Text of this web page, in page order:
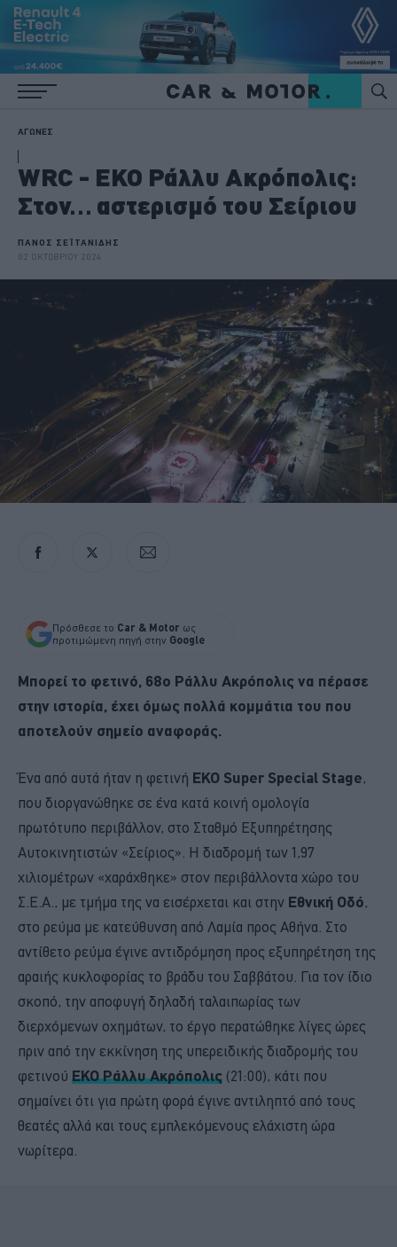
ΑΓΩΝΕΣ
WRC - EKO Ράλλυ Ακρόπολις:
Στον… αστερισμό του Σείριου
ΠΑΝΟΣ ΣΕΪΤΑΝΙΔΗΣ
02 ΟΚΤΩΒΡΙΟΥ 2024
Πρόσθεσε το Car & Motor ως
προτιμώμενη πηγή στην Google
Μπορεί το φετινό, 68ο Ράλλυ Ακρόπολις να πέρασε
στην ιστορία, έχει όμως πολλά κομμάτια του που
αποτελούν σημείο αναφοράς.
Ένα από αυτά ήταν η φετινή ΕΚΟ Super Special Stage,
που διοργανώθηκε σε ένα κατά κοινή ομολογία
πρωτότυπο περιβάλλον, στο Σταθμό Εξυπηρέτησης
Αυτοκινητιστών «Σείριος». Η διαδρομή των 1,97
χιλιομέτρων «χαράχθηκε» στον περιβάλλοντα χώρο του
Σ.Ε.Α., με τμήμα της να εισέρχεται και στην Εθνική Οδό,
στο ρεύμα με κατεύθυνση από Λαμία προς Αθήνα. Στο
αντίθετο ρεύμα έγινε αντιδρόμηση προς εξυπηρέτηση της
αραιής κυκλοφορίας το βράδυ του Σαββάτου. Για τον ίδιο
σκοπό, την αποφυγή δηλαδή ταλαιπωρίας των
διερχόμενων οχημάτων, το έργο περατώθηκε λίγες ώρες
πριν από την εκκίνηση της υπερειδικής διαδρομής του
φετινού ΕΚΟ Ράλλυ Ακρόπολις (21:00), κάτι που
σημαίνει ότι για πρώτη φορά έγινε αντιληπτό από τους
θεατές αλλά και τους εμπλεκόμενους ελάχιστη ώρα
νωρίτερα.